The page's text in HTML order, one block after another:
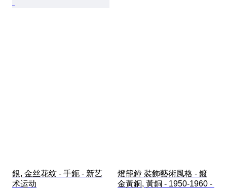
銀, 金丝花纹 - 手鈪 - 新艺
术运动
燈籠鐘 裝飾藝術風格 - 鍍
金黃銅, 黃銅 - 1950-1960 -